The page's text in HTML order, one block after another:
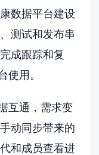
数据平台建设
测试和发布串
成跟踪和复
使用。
互通，需求变
动同步带来的
和成员查看进